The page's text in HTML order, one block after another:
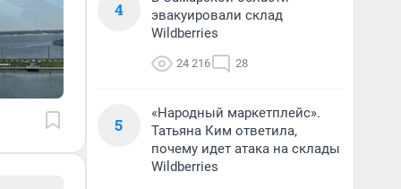
4
эвакуировали склад
Wildberries
24 216 28
5
«Народный маркетплейс».
Татьяна Ким ответила,
почему идет атака на склады
Wildberries